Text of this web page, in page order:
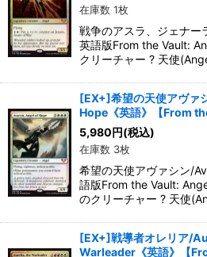
在庫数 1枚
戦争のアスラ、ジェナ
英語版From the Vault:
クリーチャー ? 天使
[EX+]希望の天使アヴ
Hope《英語》【From
5,980円(税込)
在庫数 3枚
希望の天使アヴァシン/
語版From the Vault:
のクリーチャー ? 天使
[EX+]戦導者オレリア/
Warleader《英語》【